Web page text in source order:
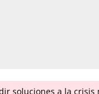
soluciones a la crisis